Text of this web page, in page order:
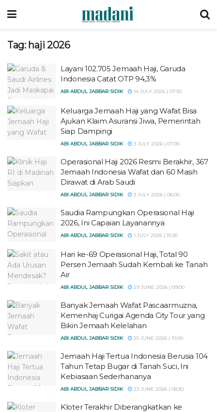
Tag: haji 2026
Layani 102.705 Jemaah Haji, Garuda
Indonesia Catat OTP 94,3%
ABI ABDUL JABBAR SIDIK 14 JULY 2026 | 07:30
Keluarga Jemaah Haji yang Wafat Bisa
Ajukan Klaim Asuransi Jiwa, Pemerintah
Siap Dampingi
ABI ABDUL JABBAR SIDIK 3 JULY 2026 | 07:00
Operasional Haji 2026 Resmi Berakhir, 367
Jemaah Indonesia Wafat dan 60 Masih
Dirawat di Arab Saudi
ABI ABDUL JABBAR SIDIK 3 JULY 2026 | 06:00
Saudia Rampungkan Operasional Haji
2026, Ini Capaian Layanannya
ABI ABDUL JABBAR SIDIK 1 JULY 2026 | 10:30
Hari ke-69 Operasional Haji, Total 90
Persen Jemaah Sudah Kembali ke Tanah
Air
ABI ABDUL JABBAR SIDIK 29 JUNE 2026 | 09:00
Banyak Jemaah Wafat Pascaarmuzna,
Kemenhaj Curigai Agenda City Tour yang
Bikin Jemaah Kelelahan
ABI ABDUL JABBAR SIDIK 25 JUNE 2026 | 10:00
Jemaah Haji Tertua Indonesia Berusia 104
Tahun Tetap Bugar di Tanah Suci, Ini
Kebiasaan Sederhananya
ABI ABDUL JABBAR SIDIK 23 JUNE 2026 | 08:30
Kloter Terakhir Diberangkatkan ke